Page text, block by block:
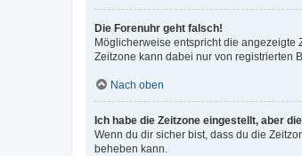
Die Forenuhr geht falsch!
Möglicherweise entspricht die angezeigte
Zeitzone kann dabei nur von registrierten
Nach oben
Ich habe die Zeitzone eingestellt, aber
Wenn du dir sicher bist, dass du die
beheben kann.